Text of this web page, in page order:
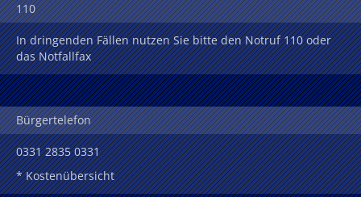
110
In dringenden Fällen nutzen Sie bitte den Notruf 110 oder
das Notfallfax
Bürgertelefon
0331 2835 0331
* Kostenübersicht